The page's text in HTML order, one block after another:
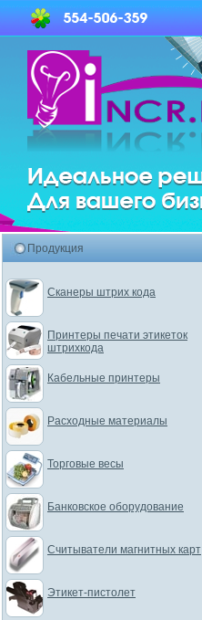
Продукция
Сканеры штрих кода
Принтеры печати этикеток
штрихкода
Кабельные принтеры
Расходные материалы
Торговые весы
Банковское оборудование
Считыватели магнитных карт
Этикет-пистолет